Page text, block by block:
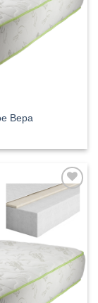
Вера
Добавяне
списъка с
харесани